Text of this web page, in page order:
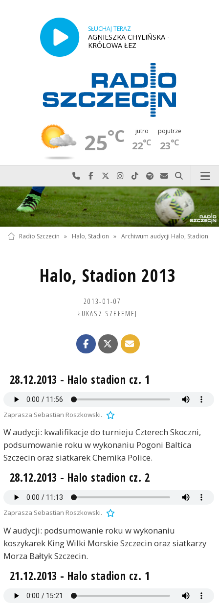
SŁUCHAJ TERAZ
AGNIESZKA CHYLIŃSKA -
KRÓLOWA ŁEZ
25°C jutro
22°C
pojutrze
23°C
Najlepiej po prostu do nas zadzwoń
Odwiedź nas na Facebook-u
Odwiedź nas na X
Odwiedź nas na Instagram-ie
Odwiedź nas na TikTok-u
Szukaj nas na Spotify
Wyślij do nas
Szukaj
Radio Szczecin » Halo, Stadion » Archiwum audycji Halo, Stadion
Halo, Stadion 2013
2013-01-07
ŁUKASZ SZEŁEMEJ
28.12.2013 - Halo stadion cz. 1
Zaprasza Sebastian Roszkowski.
W audycji: kwalifikacje do turnieju Czterech Skoczni,
podsumowanie roku w wykonaniu Pogoni Baltica
Szczecin oraz siatkarek Chemika Police.
28.12.2013 - Halo stadion cz. 2
Zaprasza Sebastian Roszkowski.
W audycji: podsumowanie roku w wykonaniu
koszykarek King Wilki Morskie Szczecin oraz siatkarzy
Morza Bałtyk Szczecin.
21.12.2013 - Halo stadion cz. 1